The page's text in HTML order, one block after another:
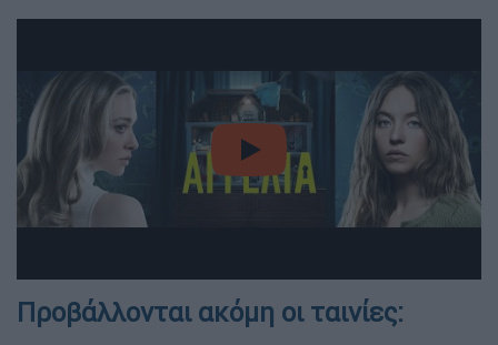
video
Προβάλλονται ακόμη οι ταινίες: